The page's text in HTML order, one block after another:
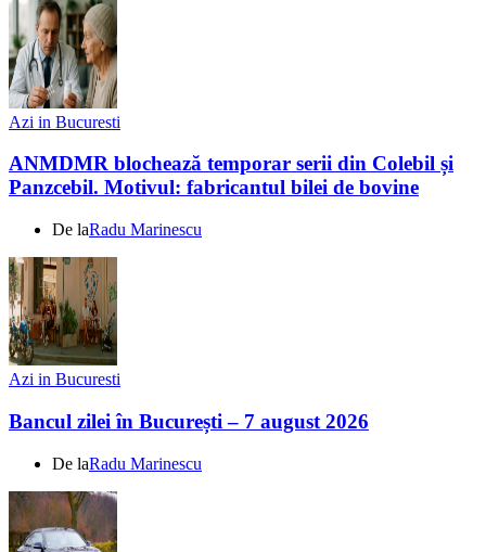
Azi in Bucuresti
ANMDMR blochează temporar serii din Colebil și
Panzcebil. Motivul: fabricantul bilei de bovine
De laRadu Marinescu
Azi in Bucuresti
Bancul zilei în București – 7 august 2026
De laRadu Marinescu